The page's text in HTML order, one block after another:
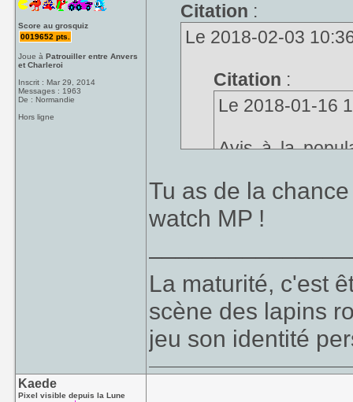
Score au grosquiz
0019652 pts.
Joue àPatrouiller entre Anvers
et Charleroi
Inscrit : Mar 29, 2014
Messages : 1963
De : Normandie
Hors ligne
Citation :
Le 2018-02-03
Citation :
Le 2018-01-16
Avis à la
W00t, j'avais pas vu
Tu as de la
watch MP !
La maturité, c'est
scène des lapins
jeu son identité
Kaede
Pixel visible depuis la Lune